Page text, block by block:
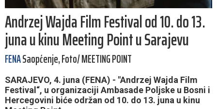
Andrzej Wajda Film Festival od 10. do 13.
juna u kinu Meeting Point u Sarajevu
FENASaopćenje, Foto/ MEETING POINT
SARAJEVO, 4. juna (FENA) - "Andrzej Wajda Film
Festival“, u organizaciji Ambasade Poljske u Bosni i
Hercegovini biće održan od 10. do 13. juna u kinu